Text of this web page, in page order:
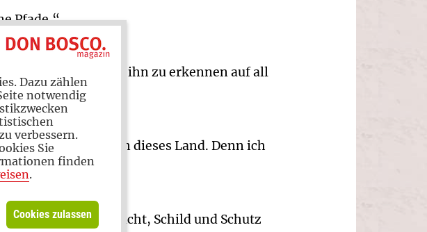
Pfade.“
Klugheit; such ihn zu erkennen auf all
dich zurück in dieses Land. Denn ich
habe.“
findest du Zuflucht, Schild und Schutz
Dazu zählen
notwendig
verbessern.
Sie
finden
.
Cookies zulassen